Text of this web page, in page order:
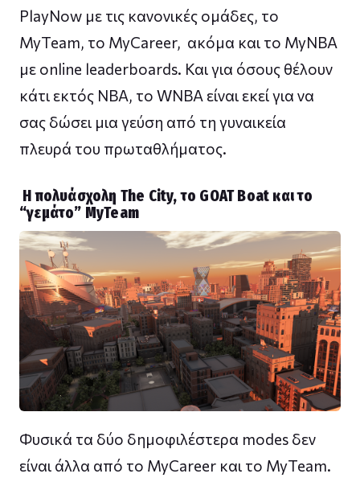
PlayNow με τις κανονικές ομάδες, το
MyTeam, το MyCareer, ακόμα και το MyNBA
με online leaderboards. Και για όσους θέλουν
κάτι εκτός NBA, το WNBA είναι εκεί για να
σας δώσει μια γεύση από τη γυναικεία
πλευρά του πρωταθλήματος.
Η πολυάσχολη The City, το GOAT Boat και το
“γεμάτο” MyTeam
Φυσικά τα δύο δημοφιλέστερα modes δεν
είναι άλλα από το MyCareer και το MyTeam.